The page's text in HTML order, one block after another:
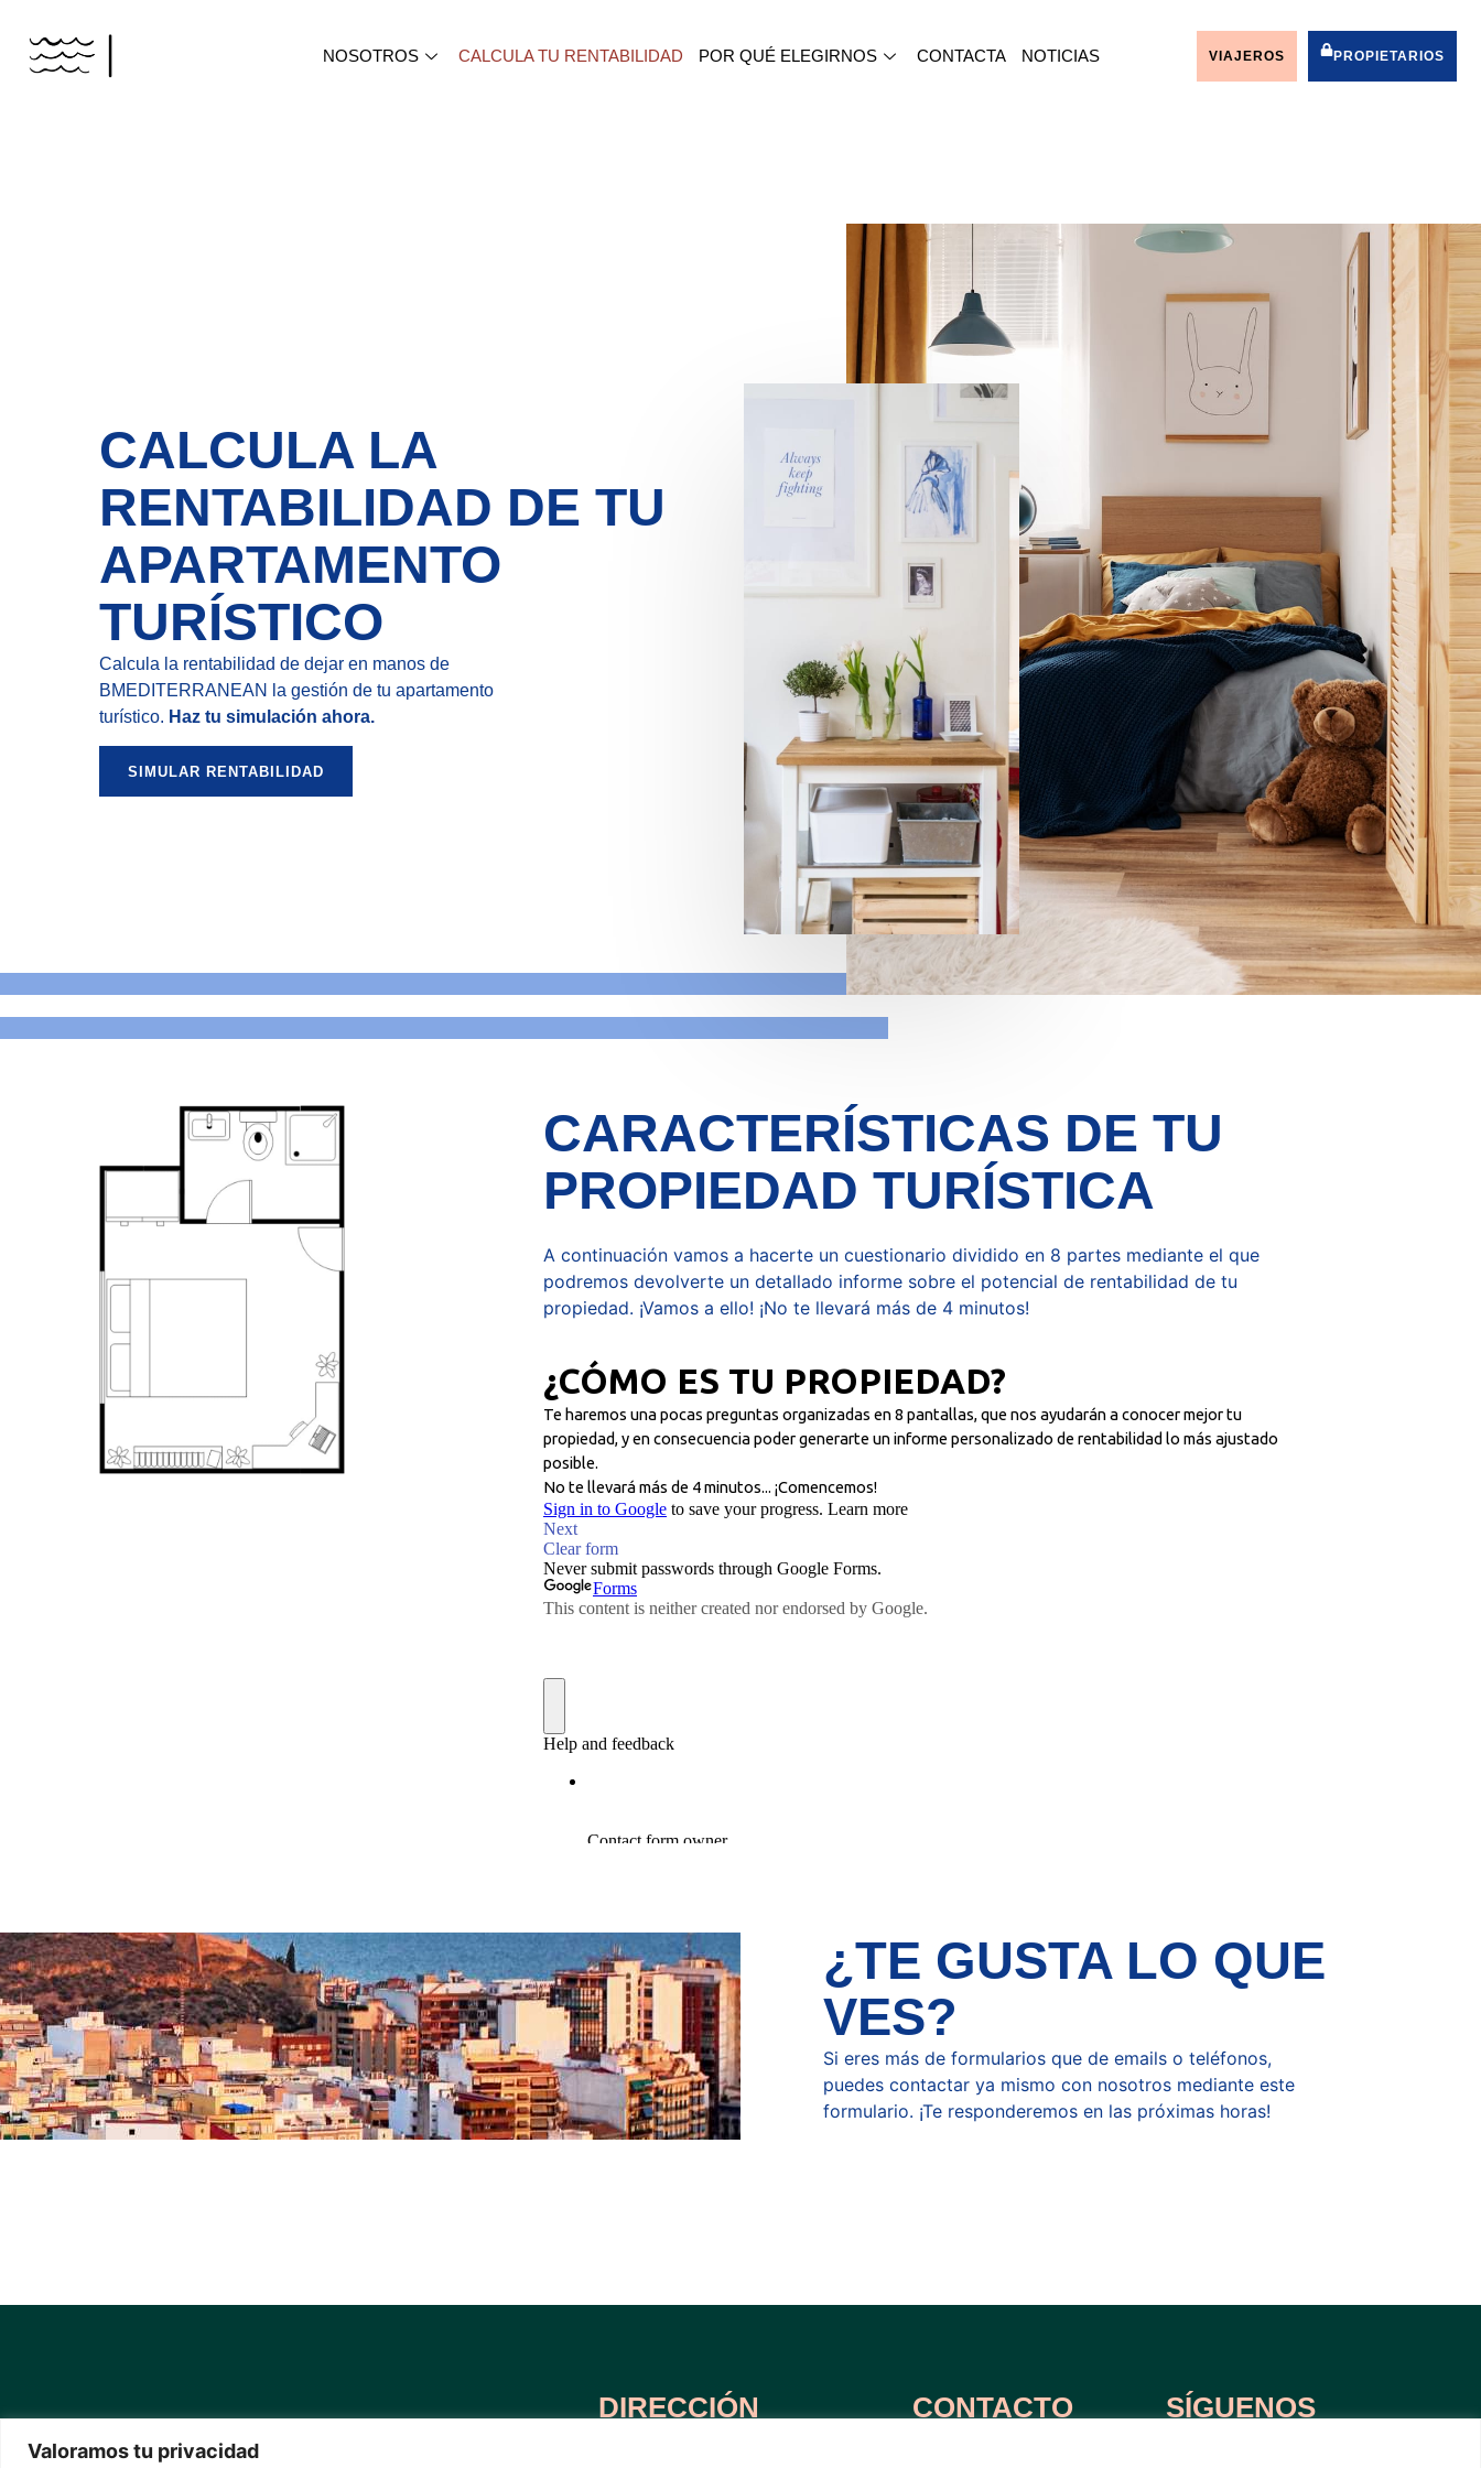
Valoramos tu privacidad
NOSOTROS CALCULA TU RENTABILIDAD POR QUÉ ELEGIRNOS CONTACTA NOTICIAS VIAJEROS PROPIETARIOS
CALCULA LA
RENTABILIDAD DE TU
APARTAMENTO
TURÍSTICO
Calcula la rentabilidad de dejar en manos de
BMEDITERRANEAN la gestión de tu apartamento
turístico. Haz tu simulación ahora.
SIMULAR RENTABILIDAD
CARACTERÍSTICAS DE TU
PROPIEDAD TURÍSTICA
A continuación vamos a hacerte un cuestionario dividido en 8 partes mediante el que
podremos devolverte un detallado informe sobre el potencial de rentabilidad de tu
propiedad. ¡Vamos a ello! ¡No te llevará más de 4 minutos!
¿TE GUSTA LO QUE
VES?
Si eres más de formularios que de emails o teléfonos,
puedes contactar ya mismo con nosotros mediante este
formulario. ¡Te responderemos en las próximas horas!
DIRECCIÓN CONTACTO SÍGUENOS